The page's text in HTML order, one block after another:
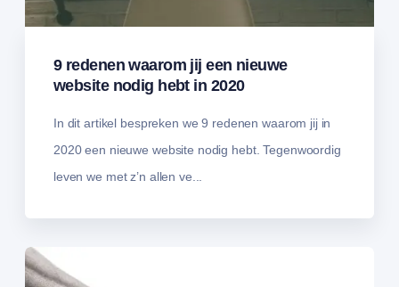
9 redenen waarom jij een nieuwe
website nodig hebt in 2020
In dit artikel bespreken we 9 redenen waarom jij in
2020 een nieuwe website nodig hebt. Tegenwoordig
leven we met z’n allen ve...